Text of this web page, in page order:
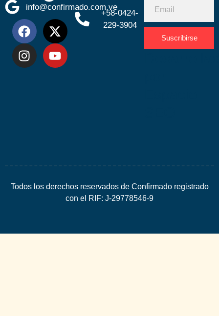
info@confirmado.com.ve
+58-0424-
229-3904
Suscribirse
Todos los derechos reservados de Confirmado registrado
con el RIF: J-29778546-9